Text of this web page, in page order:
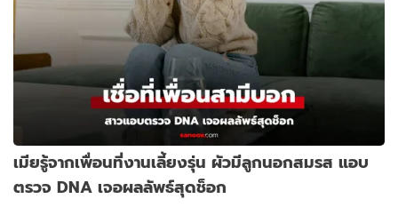
เมียรู้จากเพื่อนที่งานเลี้ยงรุ่น ผัวมีลูกนอกสมรส แอบ
ตรวจ DNA เจอผลลัพธ์สุดช็อก